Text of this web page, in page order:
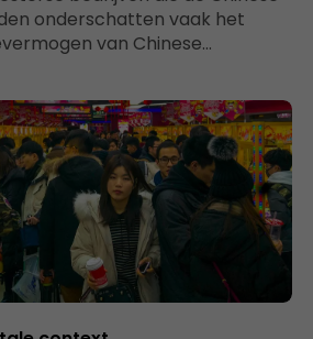
onderschatten vaak het
van Chinese…